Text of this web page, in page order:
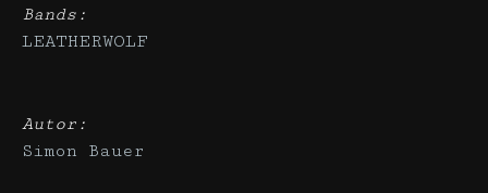
Bands:
LEATHERWOLF
Autor:
Simon Bauer